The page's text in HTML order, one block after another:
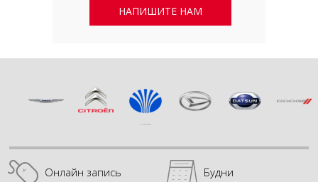
НАПИШИТЕ НАМ
Онлайн запись Будни